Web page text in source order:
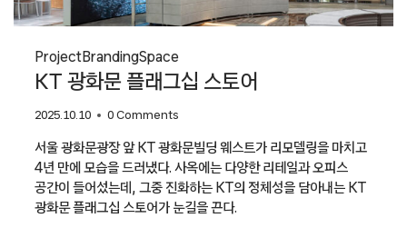
ProjectBrandingSpace
KT 광화문 플래그십 스토어
2025.10.10 0 Comments
서울 광화문광장 앞 KT 광화문빌딩 웨스트가 리모델링을 마치고
4년 만에 모습을 드러냈다. 사옥에는 다양한 리테일과 오피스
공간이 들어섰는데, 그중 진화하는 KT의 정체성을 담아내는 KT
광화문 플래그십 스토어가 눈길을 끈다.